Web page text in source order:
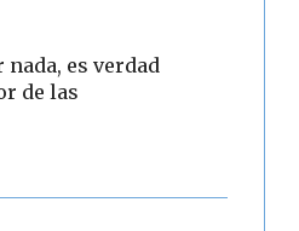
es verdad
de las